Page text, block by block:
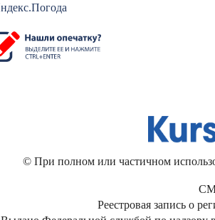
© При полном или частичном
Реестровая запись о